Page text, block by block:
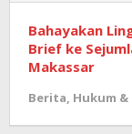
Bahayakan
Brief ke
Makassar
Berita, Hukum